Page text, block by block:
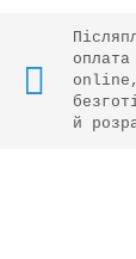
оплата
online,
й